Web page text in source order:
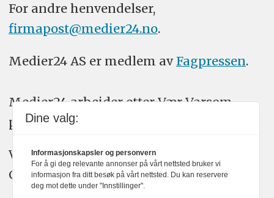
For andre henvendelser,
firmapost@medier24.no.
Medier24 AS er medlem av Fagpressen.
Medier24 arbeider etter Vær Varsom-
plakatens regler for god presseskikk.
Vi bruker KI-verktøy som ChatGPT,
Claude, og Gemini i journalistikken vår.
Dine valg:
Informasjonskapsler og personvern
For å gi deg relevante annonser på vårt nettsted bruker vi
informasjon fra ditt besøk på vårt nettsted. Du kan reservere
deg mot dette under "Innstillinger".